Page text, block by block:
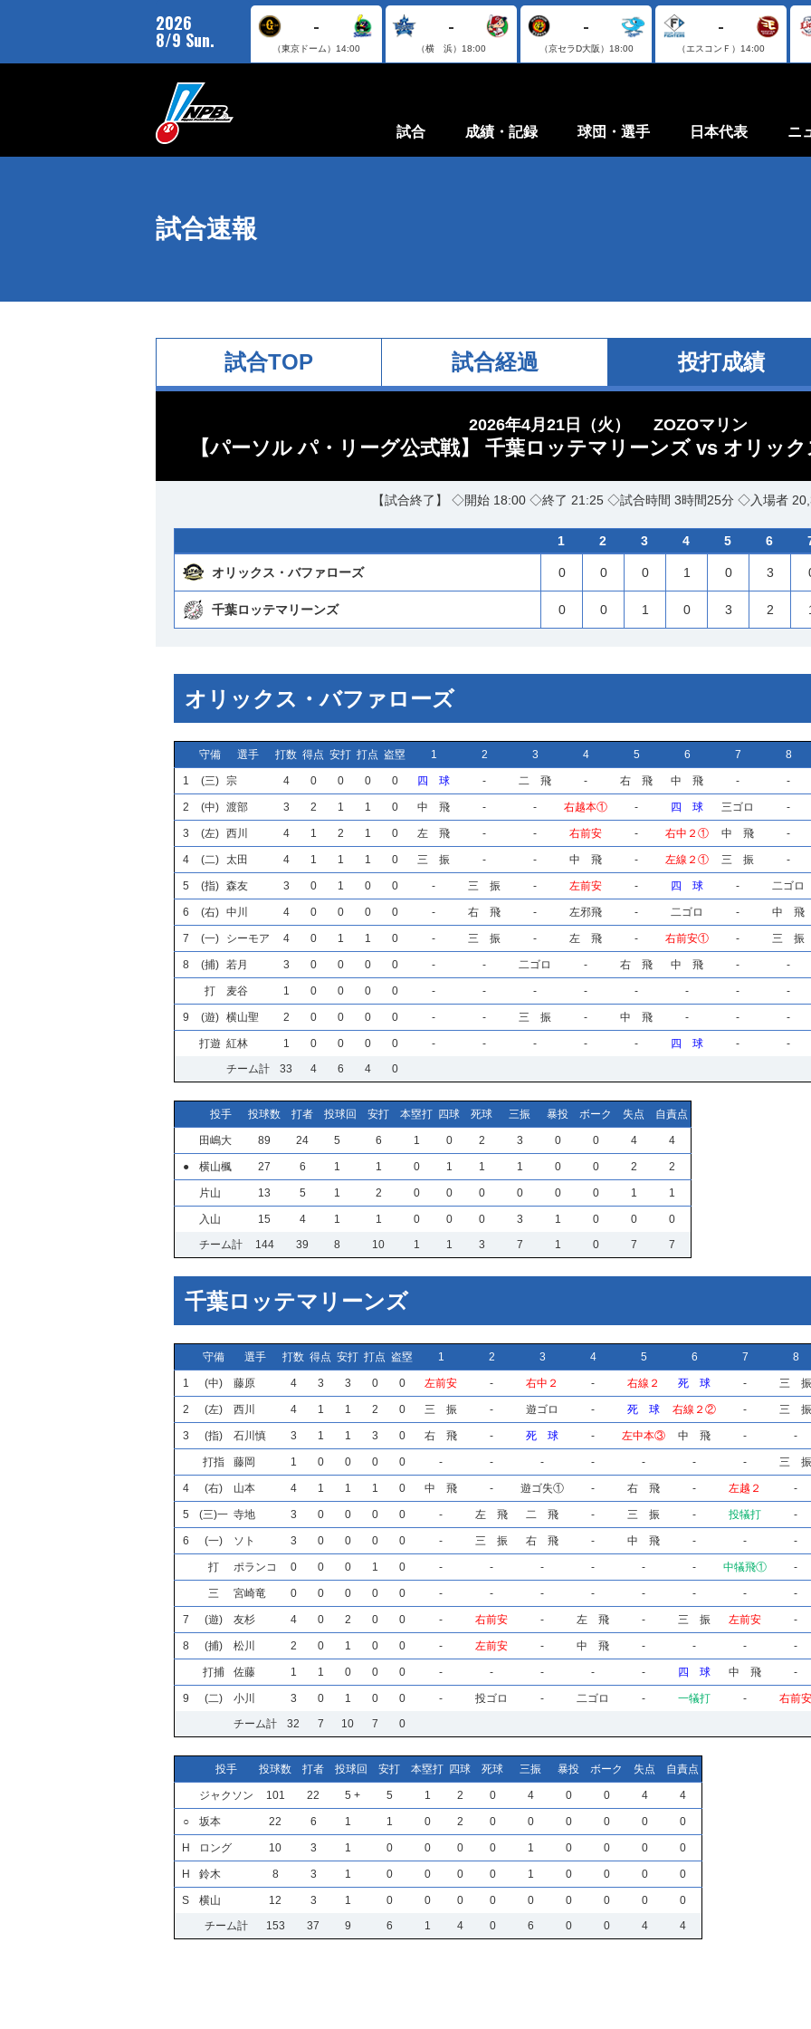
2026
8/9 Sun.
-
（東京ドーム） 14:00
-
（横 浜） 18:00
-
（京セラD大阪） 18:00
-
（エスコンＦ） 14:00
試合 成績・記録 球団・選手 日本代表 ニ
試合速報
試合TOP 試合経過 投打成績
2026年4月21日（火） ZOZOマリン
【パーソル パ・リーグ公式戦】 千葉ロッテマリーンズ vs オリッ
【試合終了】 ◇開始 18:00 ◇終了 21:25 ◇試合時間 3時間25分 ◇入場者
1 2 3 4 5 6
オリックス・バファローズ 0 0 0 1 0 3
千葉ロッテマリーンズ 0 0 1 0 3 2
オリックス・バファローズ
守備 選手 打数 得点 安打 打点 盗塁 1 2 3 4 5 6 7 8
1 (三) 宗 4 0 0 0 0 四 球 - 二 飛 - 右 飛 中 飛 - -
2 (中) 渡部 3 2 1 1 0 中 飛 - - 右越本① - 四 球 三ゴロ -
3 (左) 西川 4 1 2 1 0 左 飛 - - 右前安 - 右中２① 中 飛 -
4 (二) 太田 4 1 1 1 0 三 振 - - 中 飛 - 左線２① 三 振 -
5 (指) 森友 3 0 1 0 0 - 三 振 - 左前安 - 四 球 - 二ゴロ
6 (右) 中川 4 0 0 0 0 - 右 飛 - 左邪飛 - 二ゴロ - 中 飛
7 (一) シーモア 4 0 1 1 0 - 三 振 - 左 飛 - 右前安① - 三 振
8 (捕) 若月 3 0 0 0 0 - - 二ゴロ - 右 飛 中 飛 - -
打 麦谷 1 0 0 0 0 - - - - - - - -
9 (遊) 横山聖 2 0 0 0 0 - - 三 振 - 中 飛 - - -
打遊 紅林 1 0 0 0 0 - - - - - 四 球 - -
チーム計
33 4 6 4 0
投手 投球数 打者 投球回 安打 本塁打 四球 死球 三振 暴投 ボーク 失点 自責点
田嶋大 89 24 5 6 1 0 2 3 0 0 4 4
● 横山楓 27 6 1 1 0 1 1 1 0 0 2 2
片山 13 5 1 2 0 0 0 0 0 0 1 1
入山 15 4 1 1 0 0 0 3 1 0 0
0
チーム計
144 39 8 10 1 1 3 7 1 0 7 7
千葉ロッテマリーンズ
守備 選手 打数 得点 安打 打点 盗塁 1 2 3 4 5 6 7 8
1 (中) 藤原 4 3 3 0 0 左前安 - 右中２ - 右線２ 死 球 - 三 振
2 (左) 西川 4 1 1 2 0 三 振 - 遊ゴロ - 死 球 右線２② - 三 振
3 (指) 石川慎 3 1 1 3 0 右 飛 - 死 球 - 左中本③ 中 飛 - -
打指 藤岡 1 0 0 0 0 - - - - - - - 三 振
4 (右) 山本 4 1 1 1 0 中 飛 - 遊ゴ失① - 右 飛 - 左越２ -
5 (三)一 寺地 3 0 0 0 0 - 左 飛 二 飛 - 三 振 - 投犠打 -
6 (一) ソト 3 0 0 0 0 - 三 振 右 飛 - 中 飛 - - -
打 ポランコ 0 0 0 1 0 - - - - - - 中犠飛① -
三 宮崎竜 0 0 0 0 0 - - - - - - - -
7 (遊) 友杉 4 0 2 0 0 - 右前安 - 左 飛 - 三 振 左前安 -
8 (捕) 松川 2 0 1 0 0 - 左前安 - 中 飛 - - - -
打捕 佐藤 1 1 0 0 0 - - - - - 四 球 中 飛 -
9 (二) 小川 3 0 1 0 0 - 投ゴロ - 二ゴロ - 一犠打 -
右前安
チーム計
32 7 10 7 0
投手 投球数 打者 投球回 安打 本塁打 四球 死球 三振 暴投 ボーク 失点 自責点
ジャクソン 101 22 5 + 5 1 2 0 4 0 0 4 4
○ 坂本 22 6 1 1 0 2 0 0 0 0 0 0
H ロング 10 3 1 0 0 0 0 1 0 0 0 0
H 鈴木 8 3 1 0 0 0 0 1 0 0 0 0
S 横山 12 3 1 0 0 0 0 0 0 0 0
0
チーム計
153 37 9 6 1 4 0 6 0 0 4 4